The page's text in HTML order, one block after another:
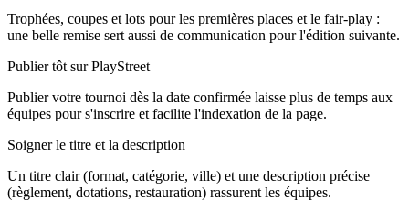
Trophées, coupes et lots pour les premières places et le fair-play :
une belle remise sert aussi de communication pour l'édition suivante.
Publier tôt sur PlayStreet
Publier votre tournoi dès la date confirmée laisse plus de temps aux
équipes pour s'inscrire et facilite l'indexation de la page.
Soigner le titre et la description
Un titre clair (format, catégorie, ville) et une description précise
(règlement, dotations, restauration) rassurent les équipes.